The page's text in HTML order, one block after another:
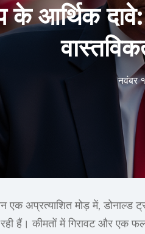
के आर्थिक
नवंबर
एक अप्रत्याशित मोड़ में, डोनाल्ड
हैं। कीमतों में गिरावट और एक